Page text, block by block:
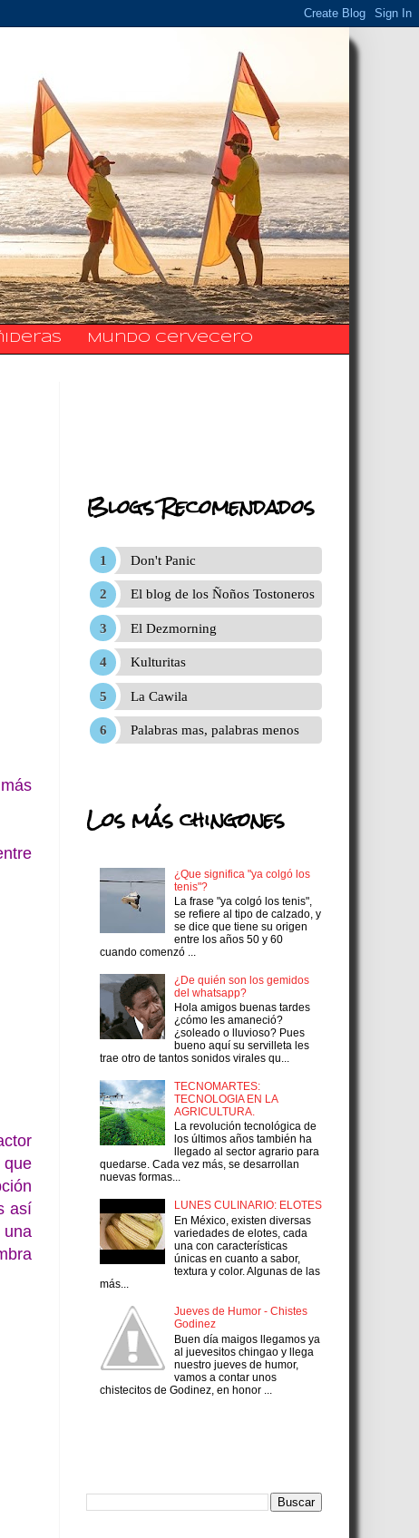
Mundo Cervecero
que
así
una
Blogs Recomendados
Don't Panic
El blog de los Ñoños Tostoneros
El Dezmorning
Kulturitas
La Cawila
Palabras mas, palabras menos
Los más chingones
¿Que significa "ya colgó los
tenis"?
La frase "ya colgó los tenis",
se refiere al tipo de calzado, y
se dice que tiene su origen
entre los años 50 y 60
cuando comenzó ...
¿De quién son los gemidos
del whatsapp?
Hola amigos buenas tardes
¿cómo les amaneció?
¿soleado o lluvioso? Pues
bueno aquí su servilleta les
trae otro de tantos sonidos virales qu...
TECNOMARTES:
TECNOLOGIA EN LA
AGRICULTURA.
La revolución tecnológica de
los últimos años también ha
llegado al sector agrario para
quedarse. Cada vez más, se desarrollan
nuevas formas...
LUNES CULINARIO: ELOTES
En México, existen diversas
variedades de elotes, cada
una con características
únicas en cuanto a sabor,
textura y color. Algunas de las
más...
Jueves de Humor - Chistes
Godinez
Buen día maigos llegamos ya
al juevesitos chingao y llega
nuestro jueves de humor,
vamos a contar unos
chistecitos de Godinez, en honor ...